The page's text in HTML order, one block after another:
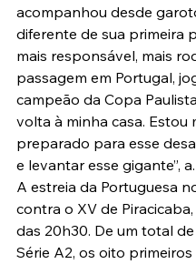
acompanhou desde
diferente de sua primeira
mais responsável, mais
passagem em Portugal,
campeão da Copa
volta à minha casa. Estou
preparado para esse
e levantar esse gigante”, a.
A estreia da Portuguesa
contra o XV de
das 20h30. De um total
Série A2, os oito